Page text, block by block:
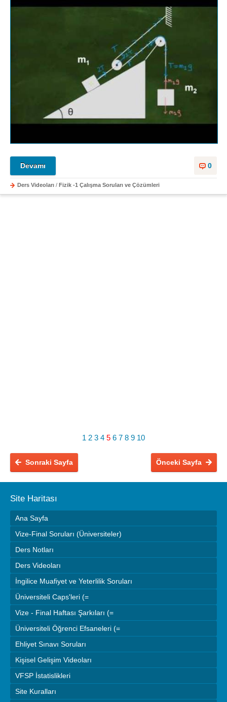
0
Devamı
Ders Videoları / Fizik -1 Çalışma Soruları ve Çözümleri
1 2 3 4 5 6 7 8 9 10
Önceki Sayfa
Sonraki Sayfa
Site Haritası
Ana Sayfa
Vize-Final Soruları (Üniversiteler)
Ders Notları
Ders Videoları
İngilice Muafiyet ve Yeterlilik Soruları
Üniversiteli Caps'leri (=
Vize - Final Haftası Şarkıları (=
Üniversiteli Öğrenci Efsaneleri (=
Ehliyet Sınavı Soruları
Kişisel Gelişim Videoları
VFSP İstatislikleri
Site Kuralları